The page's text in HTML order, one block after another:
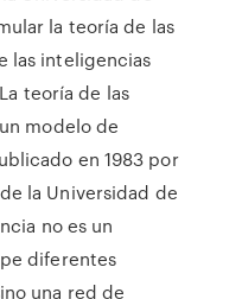
la teoría de las
las inteligencias
teoría de las
modelo de
en 1983 por
la Universidad de
no es un
diferentes
una red de